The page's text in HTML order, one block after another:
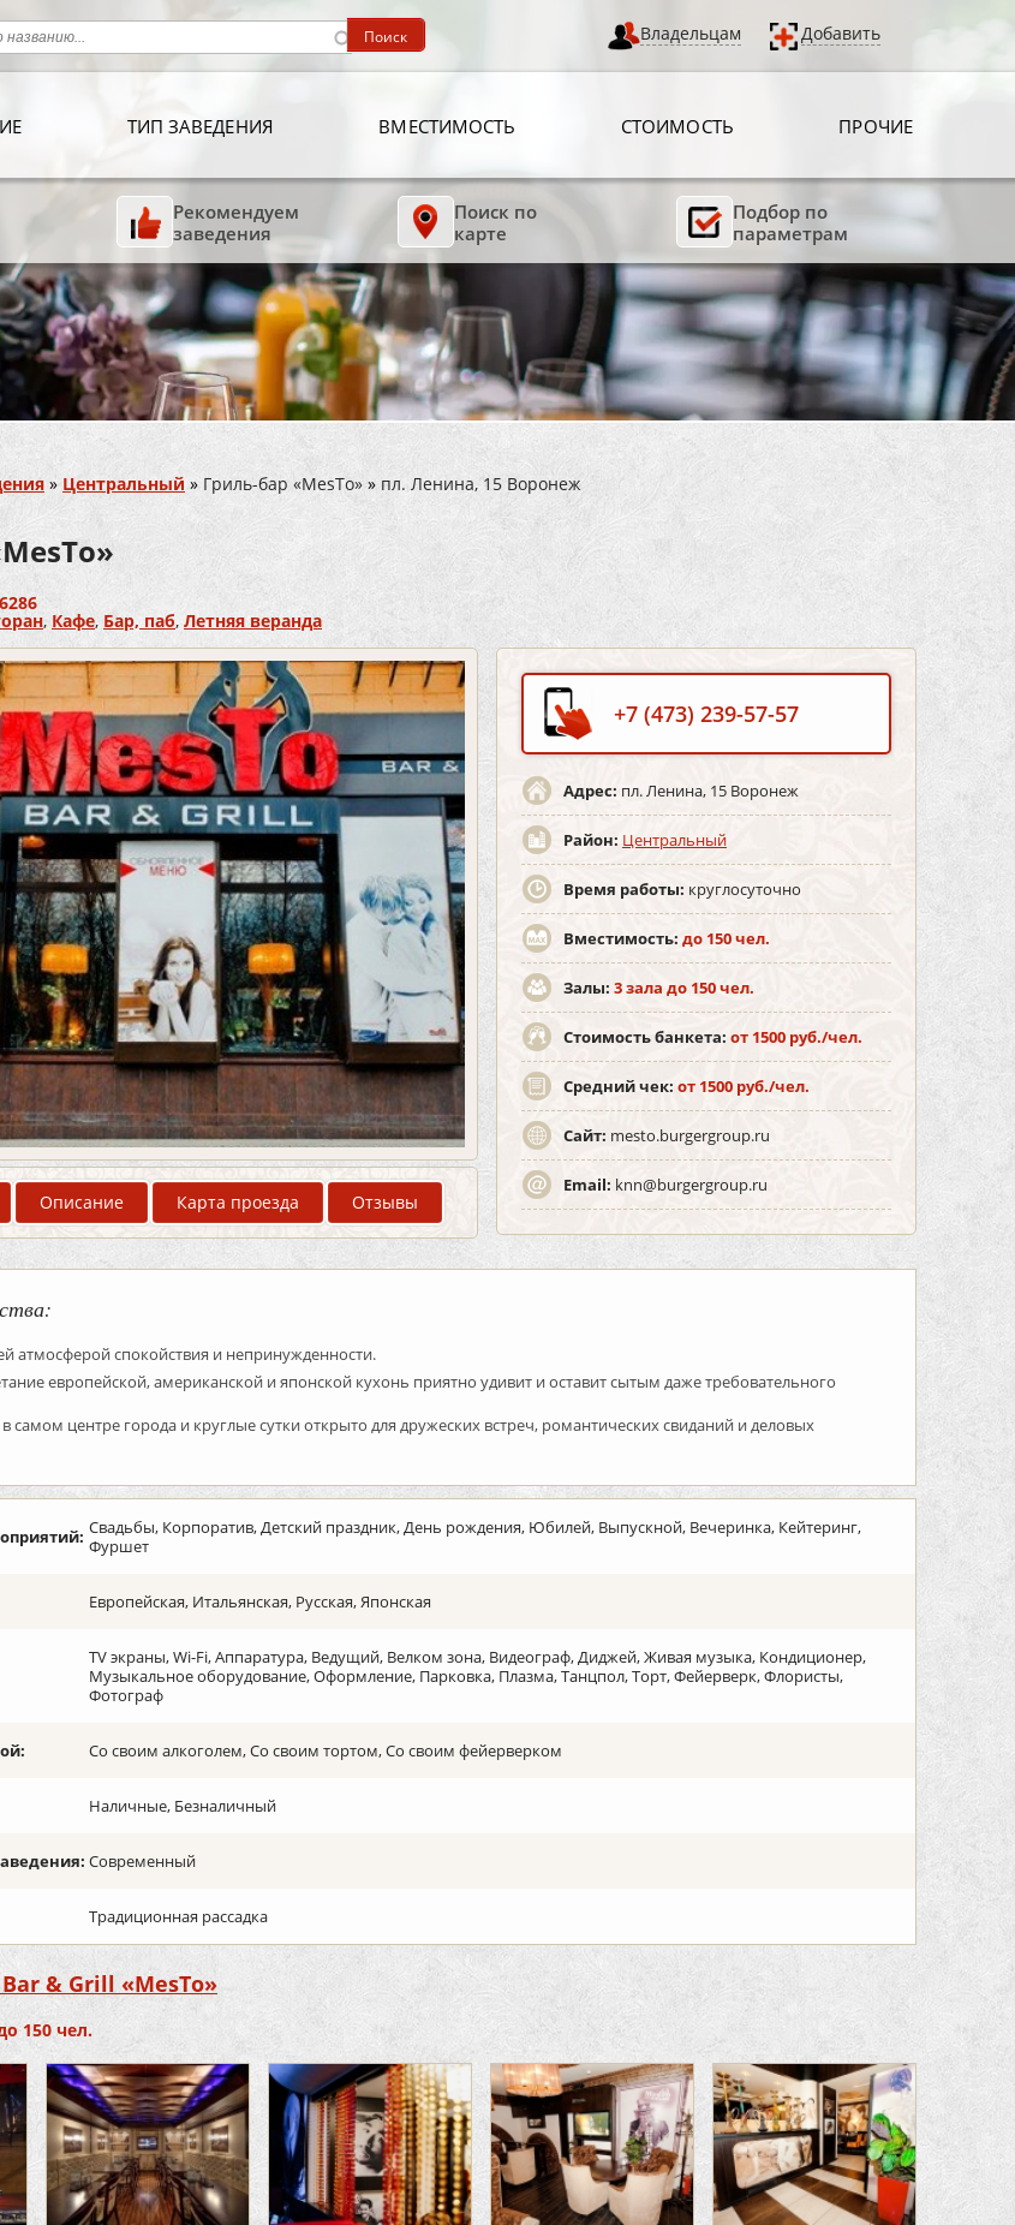
Владельцам Добавить
ТИП ЗАВЕДЕНИЯ ВМЕСТИМОСТЬ СТОИМОСТЬ ПРОЧИЕ
Рекомендуем
заведения
Поиск по
карте
Подбор по
параметрам
» Центральный » Гриль-бар «MesTo» » пл. Ленина, 15 Воронеж
, Кафе, Бар, паб, Летняя веранда
Описание Карта проезда Отзывы
+7 (473) 239-57-57
Адрес: пл. Ленина, 15 Воронеж
Район: Центральный
Время работы: круглосуточно
Вместимость: до 150 чел.
Залы: 3 зала до 150 чел.
Стоимость банкета: от 1500 руб./чел.
Средний чек: от 1500 руб./чел.
Сайт: mesto.burgergroup.ru
Email: knn@burgergroup.ru
атмосферой спокойствия и непринужденности.
европейской, американской и японской кухонь приятно удивит и оставит сытым даже требовательного
самом центре города и круглые сутки открыто для дружеских встреч, романтических свиданий и деловых
Свадьбы, Корпоратив, Детский праздник, День рождения, Юбилей, Выпускной, Вечеринка, Кейтеринг,
Фуршет
Европейская, Итальянская, Русская, Японская
TV экраны, Wi-Fi, Аппаратура, Ведущий, Велком зона, Видеограф, Диджей, Живая музыка, Кондиционер,
Музыкальное оборудование, Оформление, Парковка, Плазма, Танцпол, Торт, Фейерверк, Флористы,
Фотограф
Со своим алкоголем, Со своим тортом, Со своим фейерверком
Наличные, Безналичный
Современный
Традиционная рассадка
& Grill «MesTo»
150 чел.